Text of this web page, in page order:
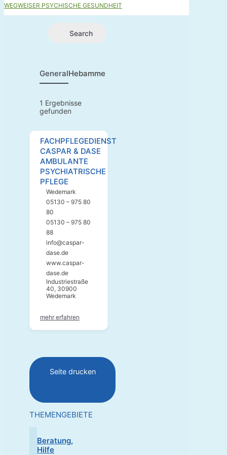
WEGWEISER PSYCHISCHE GESUNDHEIT
Search
GeneralHebammen
1 Ergebnisse
gefunden
FACHPFLEGEDIENST
CASPAR & DASE
AMBULANTE
PSYCHIATRISCHE
PFLEGE
Wedemark
05130 – 975 80
80
05130 – 975 80
88
info@caspar-
dase.de
www.caspar-
dase.de
Industriestraße
40, 30900
Wedemark
mehr erfahren
Seite drucken
THEMENGEBIETE
Beratung,
Hilfe